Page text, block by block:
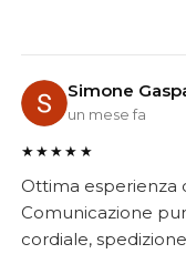
Simone
un mese fa
★★★★★
Ottima esperienza
Comunicazione
cordiale,